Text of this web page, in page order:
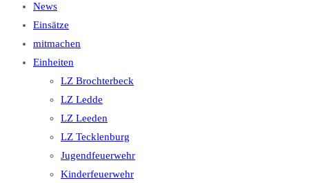
News
Einsätze
mitmachen
Einheiten
LZ Brochterbeck
LZ Ledde
LZ Leeden
LZ Tecklenburg
Jugendfeuerwehr
Kinderfeuerwehr